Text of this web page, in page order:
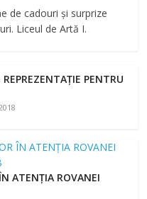
de cadouri și surprize
Liceul de Artă I.
PENTRU
ATENȚIA ROVANEI